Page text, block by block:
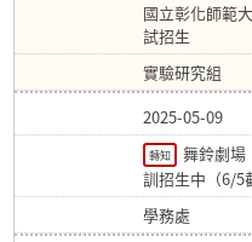
國立彰化師範
試招生
實驗研究組
2025-05-09
轉知
舞鈴劇
訓招生中（6/5
學務處